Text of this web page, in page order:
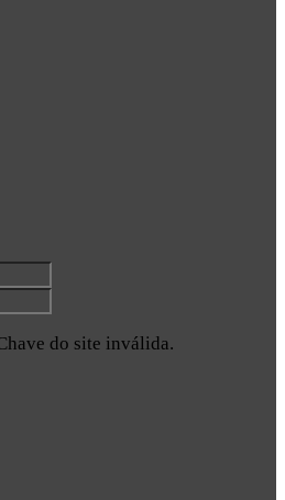
do site inválida.